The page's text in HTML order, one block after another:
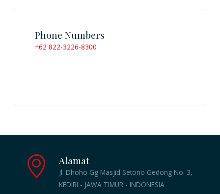
Phone Numbers
+62 822-3226-8300
Alamat
Jl. Dhoho Gg Masjid Setono Gedong No. 3,
KEDIRI - JAWA TIMUR - INDONESIA